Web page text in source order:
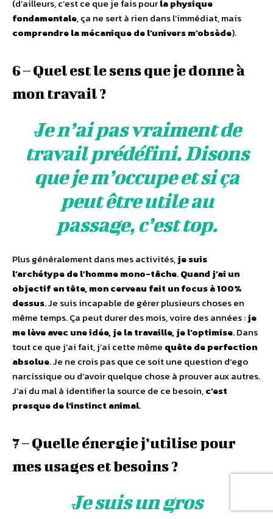
(d’ailleurs, c’est ce que je fais pourla physique
fondamentale, ça ne sert à rien dans l’immédiat, mais
comprendre la mécanique de l’univers m’obsède).
6 – Quel est le sens que je donne à
mon travail ?
Je n’ai pas vraiment de
travail prédéfini. Disons
que je m’occupe et si ça
peut être utile au
passage, c’est top.
Plus généralement dans mes activités,je suis
l’archétype de l’homme mono-tâche.Quand j’ai un
objectif en tête, mon cerveau fait un focus à 100%
dessus. Je suis incapable de gérer plusieurs choses en
même temps. Ça peut durer des mois, voire des années :je
me lève avec une idée, je la travaille, je l’optimise. Dans
tout ce que j’ai fait, j’ai cette même quête de perfection
absolue. Je ne crois pas que ce soit une question d’ego
narcissique ou d’avoir quelque chose à prouver aux autres.
J’ai du mal à identifier la source de ce besoin,c’est
presque de l’instinct animal.
7 – Quelle énergie j’utilise pour
mes usages et besoins ?
Je suis un gros